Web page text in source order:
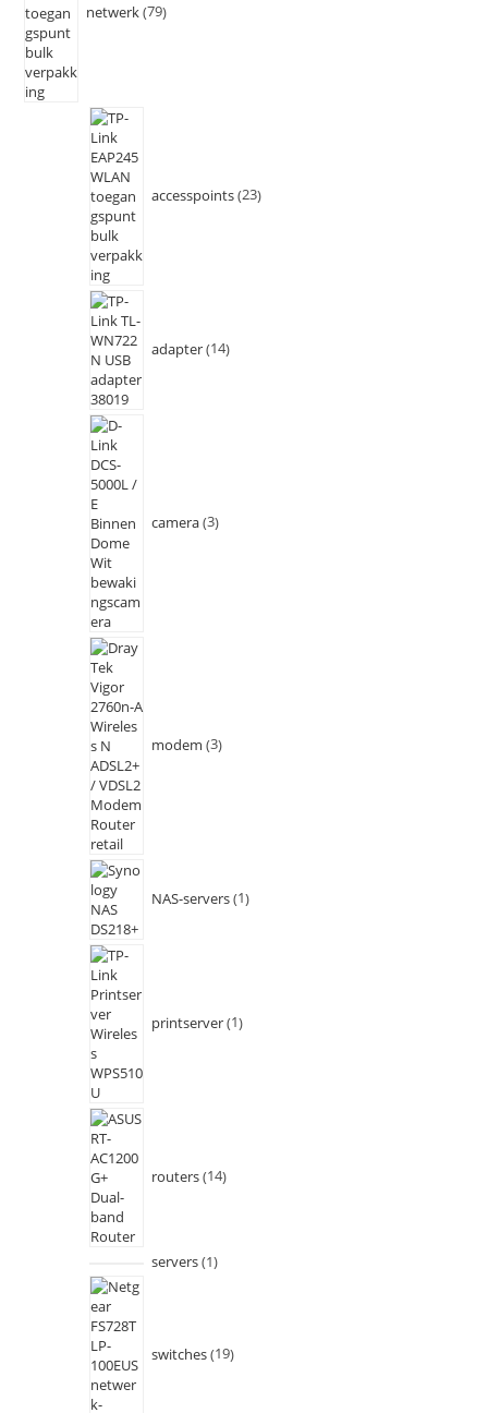
netwerk 79
accesspoints 23
adapter 14
camera 3
modem 3
NAS-servers 1
printserver 1
routers 14
servers 1
switches 19